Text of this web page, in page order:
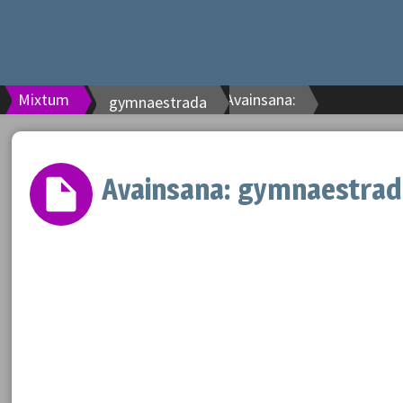
Mixtum Avainsana:
gymnaestrada
Avainsana: